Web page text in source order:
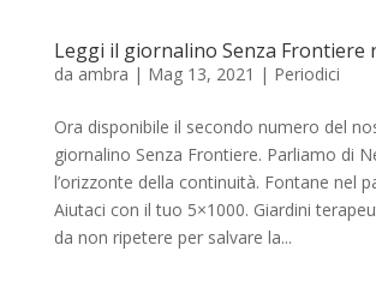
Leggi il giornalino Senza Frontiere
da ambra | Mag 13, 2021 | Periodici
Ora disponibile il secondo numero del
giornalino Senza Frontiere. Parliamo di
l’orizzonte della continuità. Fontane nel
Aiutaci con il tuo 5×1000. Giardini
da non ripetere per salvare la...